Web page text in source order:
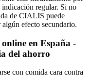
indicación regular. Si no
de CIALIS puede
efecto secundario.
en España -
del ahorro
con comida cara contra